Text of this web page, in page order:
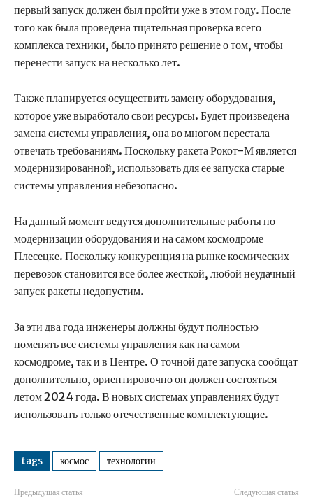
первый запуск должен был пройти уже в этом году. После
того как была проведена тщательная проверка всего
комплекса техники, было принято решение о том, чтобы
перенести запуск на несколько лет.
Также планируется осуществить замену оборудования,
которое уже выработало свои ресурсы. Будет произведена
замена системы управления, она во многом перестала
отвечать требованиям. Поскольку ракета Рокот-М является
модернизированной, использовать для ее запуска старые
системы управления небезопасно.
На данный момент ведутся дополнительные работы по
модернизации оборудования и на самом космодроме
Плесецке. Поскольку конкуренция на рынке космических
перевозок становится все более жесткой, любой неудачный
запуск ракеты недопустим.
За эти два года инженеры должны будут полностью
поменять все системы управления как на самом
космодроме, так и в Центре. О точной дате запуска сообщат
дополнительно, ориентировочно он должен состояться
летом 2024 года. В новых системах управлениях будут
использовать только отечественные комплектующие.
tags космос технологии
Предыдущая статья Следующая статья